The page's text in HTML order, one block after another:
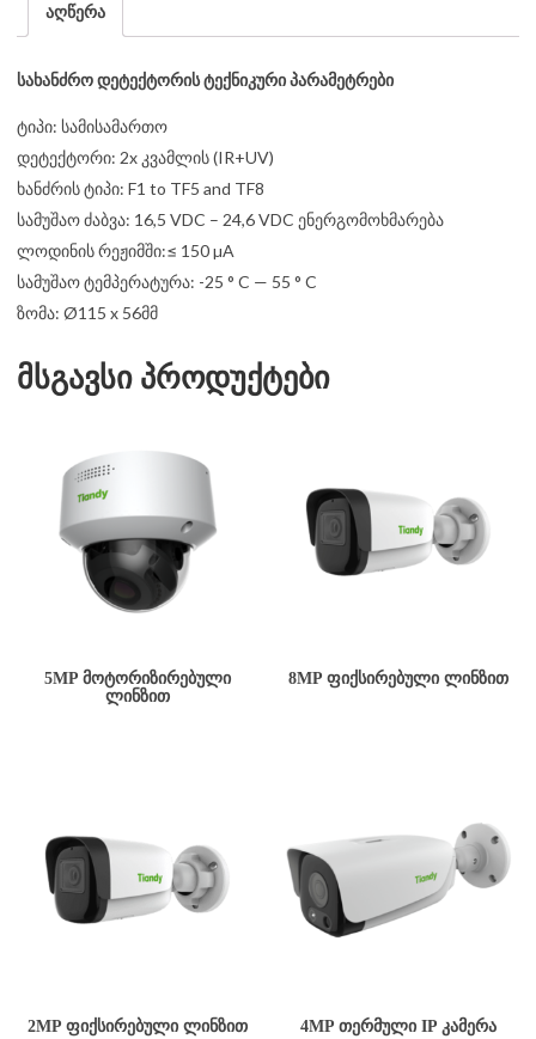
აღწერა
სახანძრო დეტექტორის ტექნიკური პარამეტრები
ტიპი: სამისამართო
დეტექტორი: 2x კვამლის (IR+UV)
ხანძრის ტიპი: F1 to TF5 and TF8
სამუშაო ძაბვა: 16,5 VDC – 24,6 VDC ენერგომოხმარება
ლოდინის რეჟიმში:≤ 150 µA
სამუშაო ტემპერატურა: -25 ° C — 55 ° C
ზომა: Ø115 x 56მმ
მსგავსი პროდუქტები
5MP ᲛᲝᲢᲝᲠᲘᲖᲘᲠᲔᲑᲣᲚᲘ
ᲚᲘᲜᲖᲘᲗ
8MP ᲤᲘᲥᲡᲘᲠᲔᲑᲣᲚᲘ ᲚᲘᲜᲖᲘᲗ
2MP ᲤᲘᲥᲡᲘᲠᲔᲑᲣᲚᲘ ᲚᲘᲜᲖᲘᲗ 4MP ᲗᲔᲠᲛᲣᲚᲘ IP ᲙᲐᲛᲔᲠᲐ